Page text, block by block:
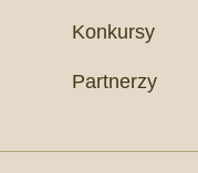
Konkursy
Partnerzy